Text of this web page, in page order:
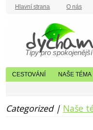
Hlavní strana O nás
Tipy pro
CESTOVÁNÍ NAŠE TÉMA
Categorized | Naše